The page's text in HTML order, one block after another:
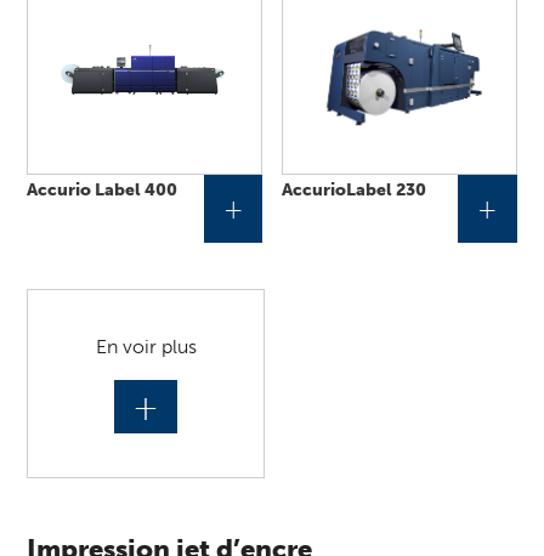
Accurio Label 400
+
AccurioLabel 230
+
En voir plus
+